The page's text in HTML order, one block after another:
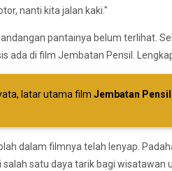
nanti kita jalan kaki."
pantainya belum terlihat.
ada di film Jembatan Pensil.
latar utama film Jembatan Pensil
dalam filmnya telah lenyap.
salah satu daya tarik bagi wisatawan